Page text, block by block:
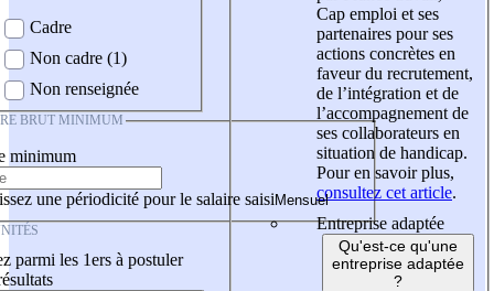
Cadre
Non cadre (1)
Non renseignée
BRUT MINIMUM
minimum
une périodicité pour le salaire saisi
parmi les 1ers à postuler
Cap emploi et ses
partenaires pour ses
actions concrètes en
faveur du recrutement,
de l’intégration et de
l’accompagnement de
ses collaborateurs en
situation de handicap.
Pour en savoir plus,
consultez cet article.
Entreprise adaptée
Qu'est-ce qu'une
entreprise adaptée
?